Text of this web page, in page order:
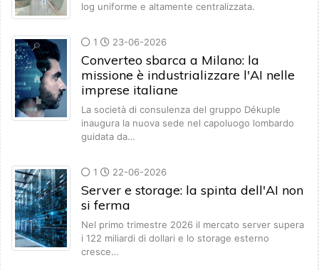
log uniforme e altamente centralizzata.
1 23-06-2026
Converteo sbarca a Milano: la
missione è industrializzare l'AI nelle
imprese italiane
La società di consulenza del gruppo Dékuple
inaugura la nuova sede nel capoluogo lombardo
guidata da…
1 22-06-2026
Server e storage: la spinta dell'AI non
si ferma
Nel primo trimestre 2026 il mercato server supera
i 122 miliardi di dollari e lo storage esterno
cresce…